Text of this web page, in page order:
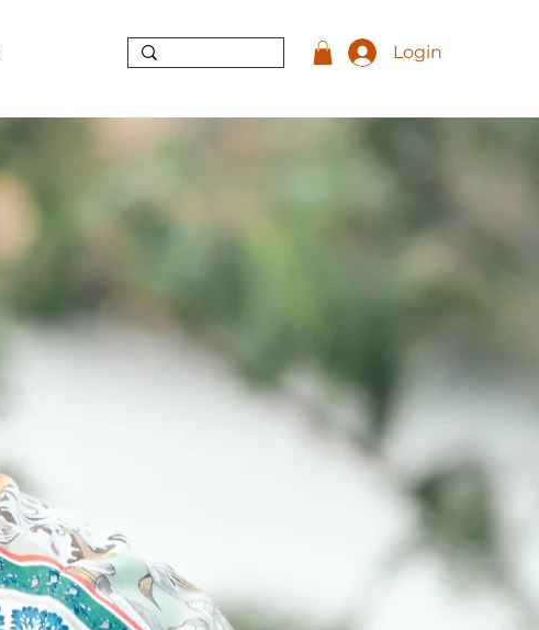
Login